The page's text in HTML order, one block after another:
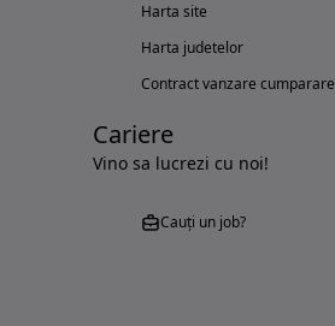
Harta site
Harta judetelor
Contract vanzare cumparare
Cariere
Vino sa lucrezi cu noi!
Cauți un job?